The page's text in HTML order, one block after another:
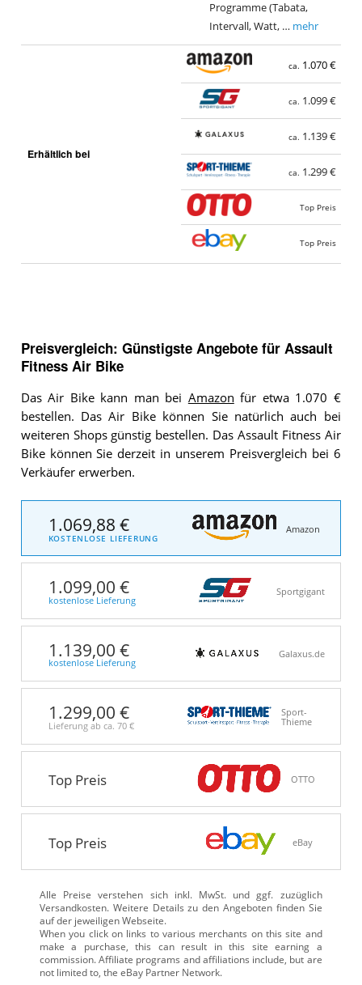
Programme (Tabata,
Intervall, Watt, … mehr
Erhältlich bei
ca. 1.070 €
ca. 1.099 €
ca. 1.139 €
ca. 1.299 €
Top Preis
Top Preis
Preisvergleich: Günstigste Angebote für Assault
Fitness Air Bike
Das Air Bike kann man bei Amazon für etwa 1.070 €
bestellen. Das Air Bike können Sie natürlich auch bei
weiteren Shops günstig bestellen. Das Assault Fitness Air
Bike können Sie derzeit in unserem Preisvergleich bei 6
Verkäufer erwerben.
1.069,88 €
KOSTENLOSE LIEFERUNG
Amazon
1.099,00 €
kostenlose Lieferung
Sportgigant
1.139,00 €
kostenlose Lieferung
Galaxus.de
1.299,00 €
Lieferung ab ca. 70 €
Sport-
Thieme
Top Preis OTTO
Top Preis eBay
Alle Preise verstehen sich inkl. MwSt. und ggf. zuzüglich
Versandkosten. Weitere Details zu den Angeboten finden Sie
auf der jeweiligen Webseite.